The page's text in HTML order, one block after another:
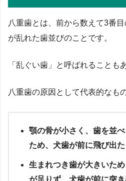
八重歯とは、前から数えて3番目
が乱れた歯並びのことです。
「乱ぐい歯」と呼ばれることも
八重歯の原因として代表的なも
顎の骨が小さく、歯を並
ため、犬歯が前に飛び出た
生まれつき歯が大きいた
が足りず、犬歯が前に突